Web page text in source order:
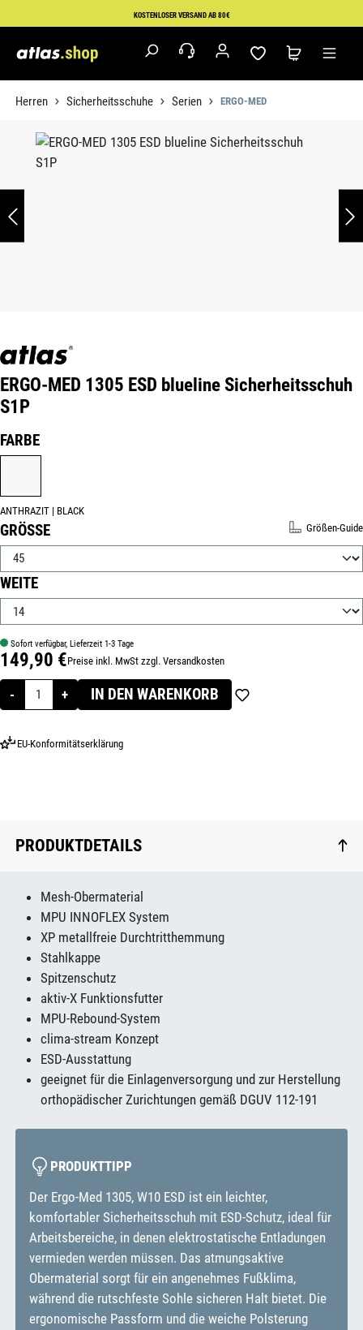
Zum Hauptinhalt springenKOSTENLOSER VERSAND AB 80€
Herren Sicherheitsschuhe Serien ERGO-MED
Bildergalerie überspringen
ERGO-MED 1305 ESD blueline Sicherheitsschuh
S1P
FARBEAUSWÄHLEN
ANTHRAZIT | BLACK
GRÖSSE
AUSWÄHLEN Größen-Guide
WEITE
AUSWÄHLEN
Sofort verfügbar, Lieferzeit 1-3 Tage
Regulärer Preis:
149,90 €Preise inkl. MwSt zzgl. Versandkosten
- + IN DEN WARENKORB
EU-Konformitätserklärung
Produktnummer:
PRODUKTDETAILS
Mesh-Obermaterial
MPU INNOFLEX System
XP metallfreie Durchtritthemmung
Stahlkappe
Spitzenschutz
aktiv-X Funktionsfutter
MPU-Rebound-System
clima-stream Konzept
ESD-Ausstattung
geeignet für die Einlagenversorgung und zur Herstellung
orthopädischer Zurichtungen gemäß DGUV 112-191
PRODUKTTIPP
Der Ergo-Med 1305, W10 ESD ist ein leichter,
komfortabler Sicherheitsschuh mit ESD-Schutz, ideal für
Arbeitsbereiche, in denen elektrostatische Entladungen
vermieden werden müssen. Das atmungsaktive
Obermaterial sorgt für ein angenehmes Fußklima,
während die rutschfeste Sohle sicheren Halt bietet. Die
ergonomische Passform und die weiche Polsterung